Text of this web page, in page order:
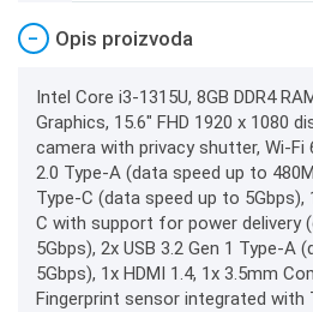
− Opis proizvoda
Intel Core i3-1315U, 8GB DDR4
Graphics, 15.6" FHD 1920 x 1080
camera with privacy shutter, Wi-Fi
2.0 Type-A (data speed up to
Type-C (data speed up to 5Gbps),
C with support for power delivery
5Gbps), 2x USB 3.2 Gen 1 Type-A
5Gbps), 1x HDMI 1.4, 1x 3.5mm
Fingerprint sensor integrated with